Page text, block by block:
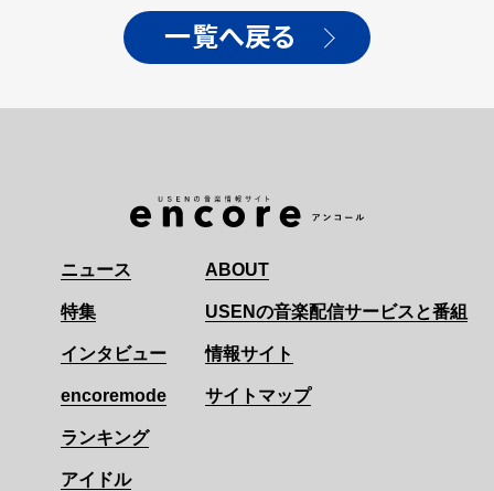
一覧へ戻る
ニュース
特集
インタビュー
encoremode
ランキング
アイドル
ABOUT
USENの音楽配信サービスと番組
情報サイト
サイトマップ